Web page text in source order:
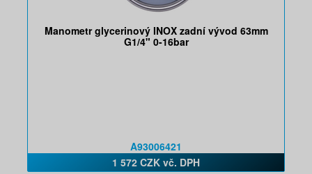
Manometr glycerinový INOX zadní vývod 63mm
G1/4" 0-16bar
A93006421
1 572 CZK vč. DPH